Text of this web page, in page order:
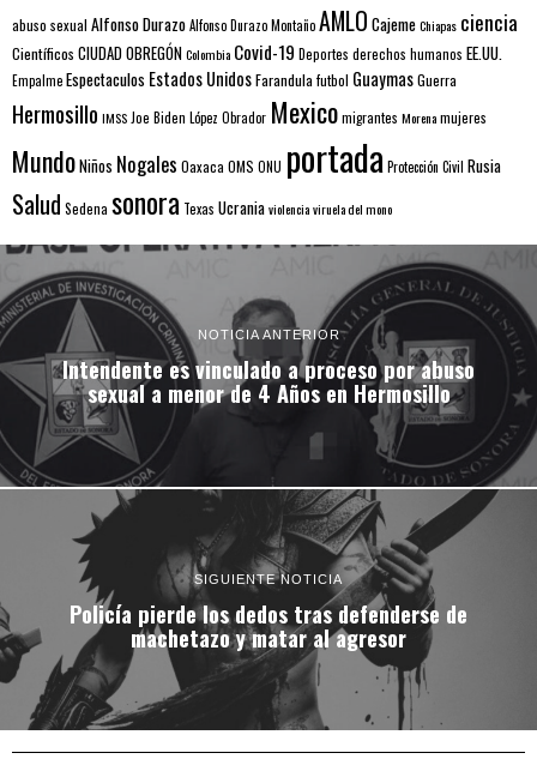
abuso sexual Alfonso DurazoAlfonso Durazo MontañoAMLO CajemeChiapas ciencia
Científicos CIUDAD OBREGÓNColombia Covid-19 Deportes derechos humanos EE.UU.
EmpalmeEspectaculos Estados UnidosFarandulafutbol GuaymasGuerra
Hermosillo IMSS Joe Biden López Obrador Mexicomigrantes Morenamujeres
MundoNiños Nogales Oaxaca OMS ONU portada Protección Civil Rusia
Salud Sedena sonora Texas Ucraniaviolenciaviruela del mono
NOTICIA ANTERIOR
Intendente es vinculado a proceso por abuso
sexual a menor de 4 Años en Hermosillo
SIGUIENTE NOTICIA
Policía pierde los dedos tras defenderse de
machetazo y matar al agresor